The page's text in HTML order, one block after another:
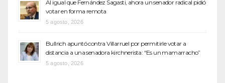
Al igual que Fernández Sagasti, ahora un senador radical pidió
votar en forma remota
5 agosto, 2026
Bullrich apuntó contra Villarruel por permitirle votar a
distancia a una senadora kirchnerista: “Es un mamarracho”
5 agosto, 2026